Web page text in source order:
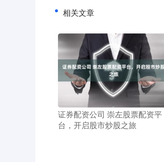
相关文章
​证券配资公司 崇左股票配资平
台，开启股市炒股之旅